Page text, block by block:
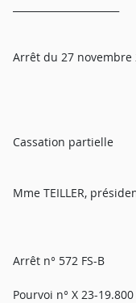
Arrêt du 27 novembre
Cassation partielle
Mme TEILLER,
Arrêt n° 572 FS-B
Pourvoi n° X 23-19.800